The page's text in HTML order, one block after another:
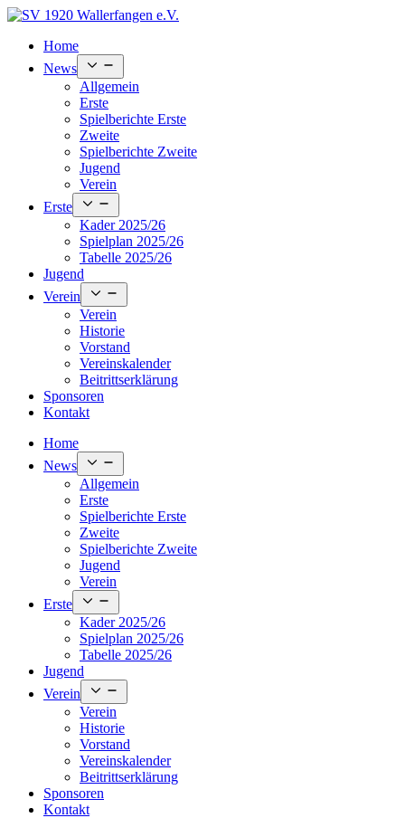
Skip
contentHome
News
menu
Allgemein
Erste
Spielberichte Erste
Zweite
Spielberichte Zweite
Jugend
Verein
Erste
menu
Kader 2025/26
Spielplan 2025/26
Tabelle 2025/26
Jugend
Verein
menu
Verein
Historie
Vorstand
Vereinskalender
Beitrittserklärung
Sponsoren
Kontakt
Home
News
menu
Allgemein
Erste
Spielberichte Erste
Zweite
Spielberichte Zweite
Jugend
Verein
Erste
menu
Kader 2025/26
Spielplan 2025/26
Tabelle 2025/26
Jugend
Verein
menu
Verein
Historie
Vorstand
Vereinskalender
Beitrittserklärung
Sponsoren
Kontakt